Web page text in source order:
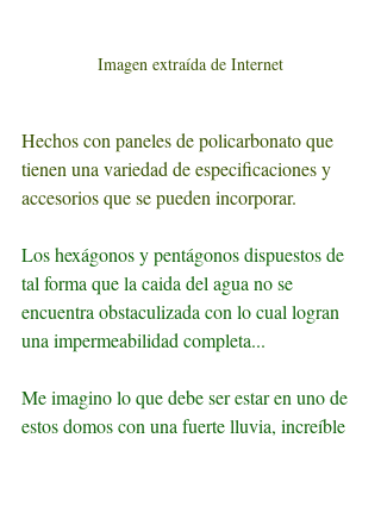
Imagen extraída de Internet
Hechos con paneles de policarbonato que
tienen una variedad de especificaciones y
accesorios que se pueden incorporar.
Los hexágonos y pentágonos dispuestos de
tal forma que la caida del agua no se
encuentra obstaculizada con lo cual logran
una impermeabilidad completa...
Me imagino lo que debe ser estar en uno de
estos domos con una fuerte lluvia, increíble